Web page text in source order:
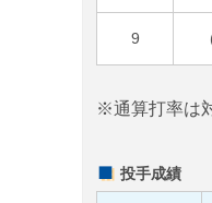
9
※通算打率は
投手成績